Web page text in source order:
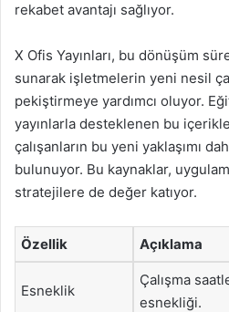
rekabet avantajı sağlıyor.
X Ofis Yayınları, bu dönüşüm
sunarak işletmelerin yeni nesil
pekiştirmeye yardımcı oluyor.
yayınlarla desteklenen bu
çalışanların bu yeni yaklaşımı
bulunuyor. Bu kaynaklar,
stratejilere de değer katıyor.
Özellik Açıklama
Esneklik
Çalışma
esnekliği.